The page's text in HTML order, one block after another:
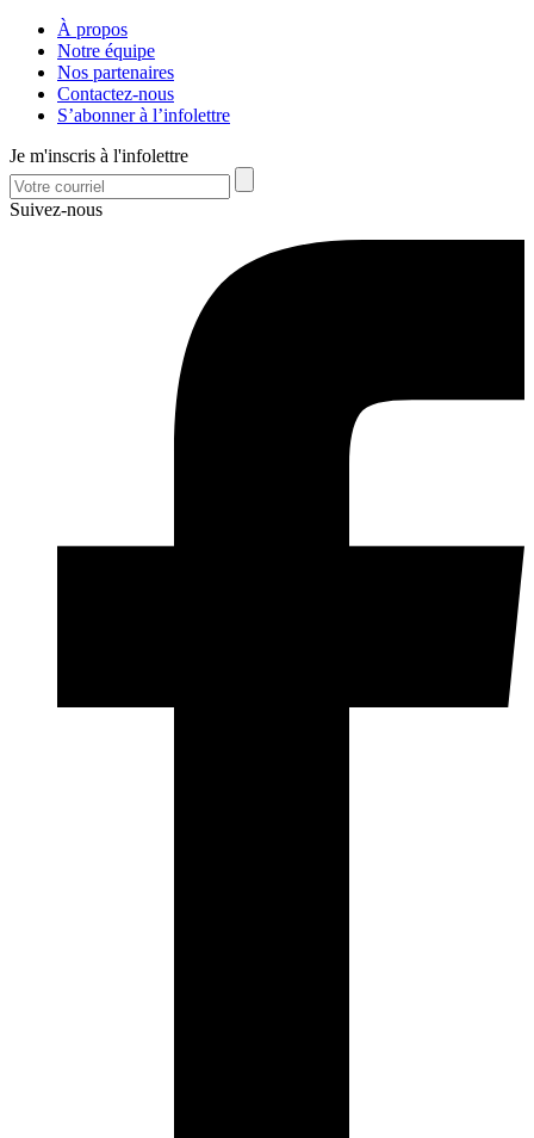
À propos
Notre équipe
Nos partenaires
Contactez-nous
S’abonner à l’infolettre
Je m'inscris à l'infolettre
Suivez-nous